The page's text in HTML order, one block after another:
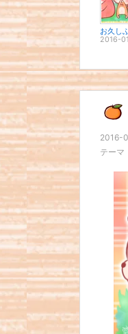
2016-
2016-
テーマ